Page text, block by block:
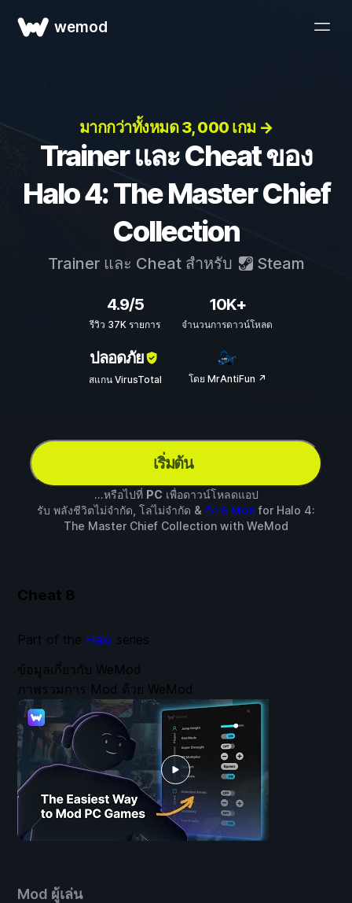
wemod
มากกว่าทั้งหมด 3, 000 เกม →
Trainer และ Cheat ของ
Halo 4: The Master Chief
Collection
Trainer และ Cheat สำหรับ Steam
4.9/5
รีวิว 37K รายการ
10K+
จำนวนการดาวน์โหลด
ปลอดภัย
สแกน VirusTotal โดย MrAntiFun ↗
เริ่มต้น
...หรือไปที่ PC เพื่อดาวน์โหลดแอป
รับ พลังชีวิตไม่จำกัด, โล่ไม่จำกัด & อีก 6 Mod for Halo 4:
The Master Chief Collection with WeMod
Cheat 8
Mod ผู้เล่น
ข้อมูลเกี่ยวกับ WeMod
ภาพรวมการ Mod ด้วย WeMod
Part of the Halo series